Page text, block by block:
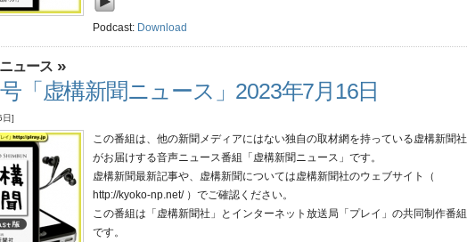
Podcast: Download
ュース »
「虚構新聞ニュース」2023年7月16日
日]
この番組は、他の新聞メディアにはない独自の取材網を持っている虚構新聞社
がお届けする音声ニュース番組「虚構新聞ニュース」です。
虚構新聞最新記事や、虚構新聞については虚構新聞社のウェブサイト（
http://kyoko-np.net/ ）でご確認ください。
この番組は「虚構新聞社」とインターネット放送局「プレイ」の共同制作番組
です。